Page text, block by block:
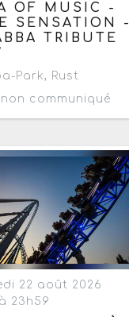
OF MUSIC -
SENSATION -
TRIBUTE
Park, Rust
communiqué
22 août 2026
23h59